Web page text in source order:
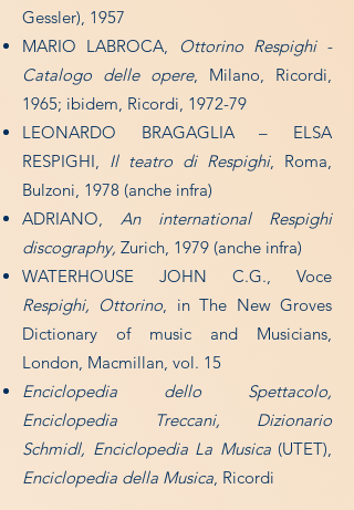
Gessler), 1957
MARIO LABROCA,
Ottorino Respighi -
Catalogo delle opere, Milano, Ricordi,
1965; ibidem, Ricordi, 1972-79
LEONARDO BRAGAGLIA – ELSA
RESPIGHI, Il teatro di Respighi, Roma,
Bulzoni, 1978 (anche infra)
ADRIANO, An international Respighi
discography, Zurich, 1979 (anche infra)
WATERHOUSE JOHN C.G., Voce
Respighi, Ottorino , in The New Groves
Dictionary of music and Musicians,
London, Macmillan, vol. 15
Enciclopedia dello Spettacolo,
Enciclopedia Treccani, Dizionario
Schmidl, Enciclopedia La Musica(UTET),
Enciclopedia della Musica , Ricordi